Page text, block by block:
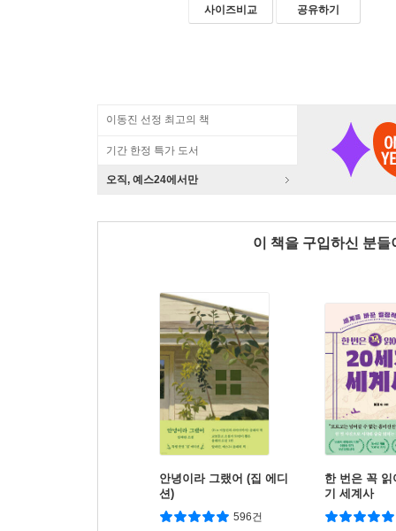
사이즈비교 공유하기
이동진 선정 최고의 책
기간 한정 특가 도서
오직, 예스24에서만
이 책을 구입하신 분
안녕이라 그랬어 (집 에디
션)
596건
한 번은 꼭 읽
기 세계사